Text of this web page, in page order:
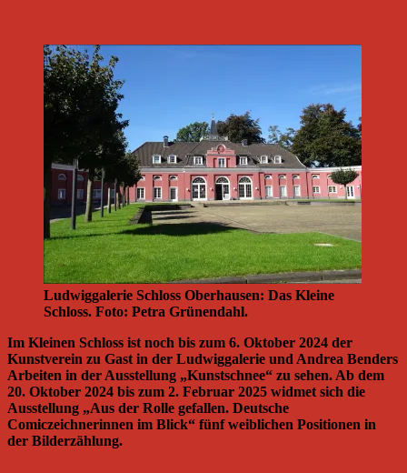
Ludwiggalerie Schloss Oberhausen: Das Kleine
Schloss. Foto: Petra Grünendahl.
Im Kleinen Schloss ist noch bis zum 6. Oktober 2024 der
Kunstverein zu Gast in der Ludwiggalerie und Andrea Benders
Arbeiten in der Ausstellung „Kunstschnee“ zu sehen. Ab dem
20. Oktober 2024 bis zum 2. Februar 2025 widmet sich die
Ausstellung „Aus der Rolle gefallen. Deutsche
Comiczeichnerinnen im Blick“ fünf weiblichen Positionen in
der Bilderzählung.